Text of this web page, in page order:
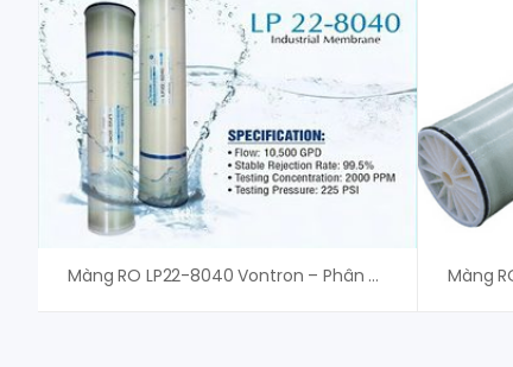
Màng RO LP22-8040 Vontron – Phân Phối Chính Hãng